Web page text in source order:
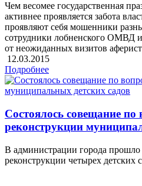
Чем весомее государственная
активнее проявляется забота
проявляют себя мошенники
сотрудники лобненского ОМВД
от неожиданных визитов
12.03.2015
Подробнее
Состоялось совещание по
реконструкции
В администрации города
реконструкции четырех детских